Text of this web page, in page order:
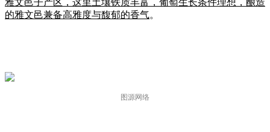
的雅文邑兼备高雅度与馥郁的香气。
图源网络